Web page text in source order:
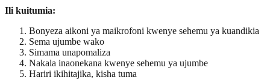
Ili kuitumia:
Bonyeza aikoni ya maikrofoni kwenye sehemu ya kuandikia
Sema ujumbe wako
Simama unapomaliza
Nakala inaonekana kwenye sehemu ya ujumbe
Hariri ikihitajika, kisha tuma